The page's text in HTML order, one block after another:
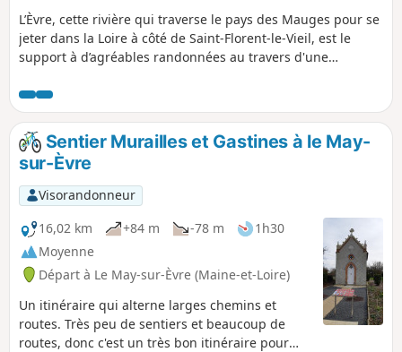
L’Èvre, cette rivière qui traverse le pays des Mauges pour se
jeter dans la Loire à côté de Saint-Florent-le-Vieil, est le
support à d’agréables randonnées au travers d'une
d'eau qui a été aménagé pour les loisirs et les pêcheurs;
accessible à pied depuis le village à environ 800m.
Sentier Murailles et Gastines à le May-
sur-Èvre
Visorandonneur
16,02 km
+84 m -78 m
1h30
Moyenne
Départ à Le May-sur-Èvre (Maine-et-Loire)
Un itinéraire qui alterne larges chemins et
routes. Très peu de sentiers et beaucoup de
routes, donc c'est un très bon itinéraire pour